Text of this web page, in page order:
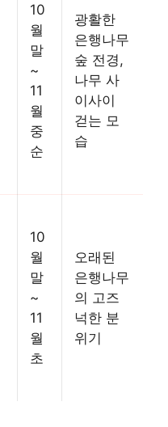
10
월
말
~
11
월
중
순
광활한
은행나무
숲 전경,
나무 사
이사이
걷는 모
습
10
월
말
~
11
월
초
오래된
은행나무
의 고즈
넉한 분
위기